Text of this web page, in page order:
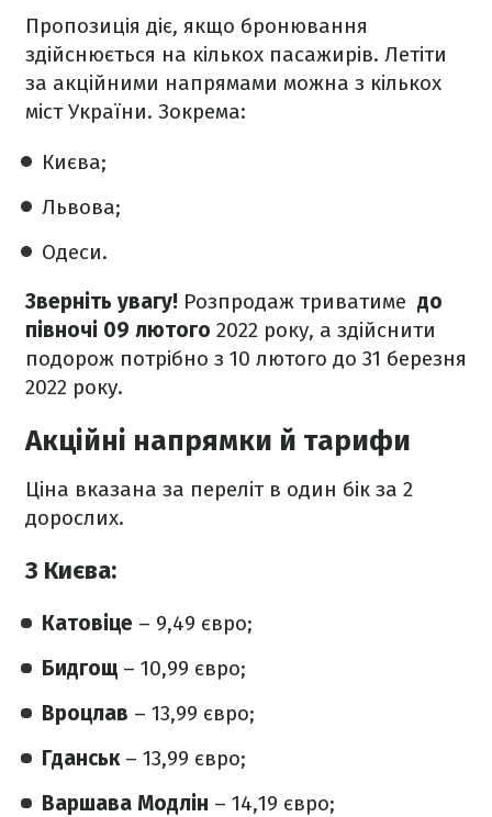
Пропозиція діє, якщо бронювання
здійснюється на кількох пасажирів. Летіти
за акційними напрямами можна з кількох
міст України. Зокрема:
Києва;
Львова;
Одеси.
Зверніть увагу! Розпродаж триватиме до
півночі 09 лютого 2022 року, а здійснити
подорож потрібно з 10 лютого до 31 березня
2022 року.
Акційні напрямки й тарифи
Ціна вказана за переліт в один бік за 2
дорослих.
З Києва:
Катовіце – 9,49 євро;
Бидгощ – 10,99 євро;
Вроцлав – 13,99 євро;
Гданськ – 13,99 євро;
Варшава Модлін – 14,19 євро;